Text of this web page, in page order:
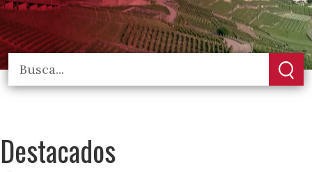
Destacados